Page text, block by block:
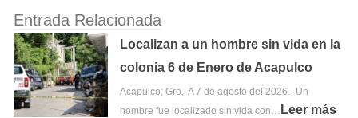
Entrada Relacionada
Localizan a un hombre sin vida en la
colonia 6 de Enero de Acapulco
Acapulco; Gro,. A 7 de agosto del 2026.- Un
hombre fue localizado sin vida con… Leer más